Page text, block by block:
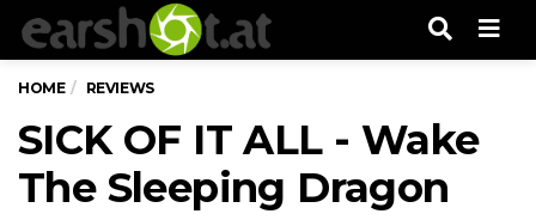
HOME REVIEWS
SICK OF IT ALL - Wake
The Sleeping Dragon